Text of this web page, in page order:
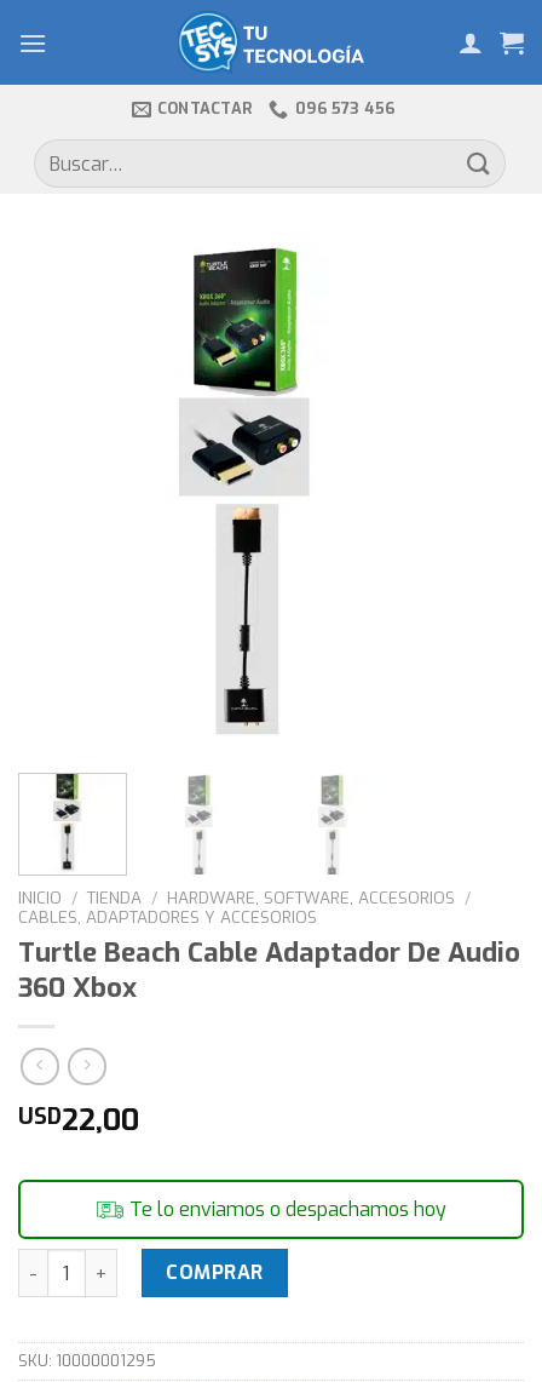
CONTACTAR 096 573 456
Buscar
por:
INICIO / TIENDA / HARDWARE, SOFTWARE, ACCESORIOS /
CABLES, ADAPTADORES Y ACCESORIOS
Turtle Beach Cable Adaptador De Audio
360 Xbox
USD22,00
Te lo enviamos o despachamos hoy
Turtle Beach Cable Adaptador De Audio 360 Xbox cantidad
COMPRAR
SKU: 10000001295